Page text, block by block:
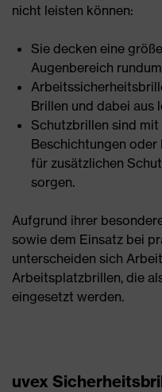
nicht leisten können:
Sie decken eine
Augenbereich
Brillen und dabei
Schutzbrillen sind
Beschichtungen
für zusätzlichen
sorgen.
Aufgrund ihrer
sowie dem Einsatz bei
unterscheiden sich
Arbeitsplatzbrillen, die
eingesetzt werden.
uvex